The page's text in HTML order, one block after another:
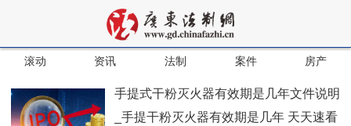
滚动 资讯 法制 案件 房产
手提式干粉灭火器有效期是几年文件说明
_手提干粉灭火器有效期是几年 天天速看